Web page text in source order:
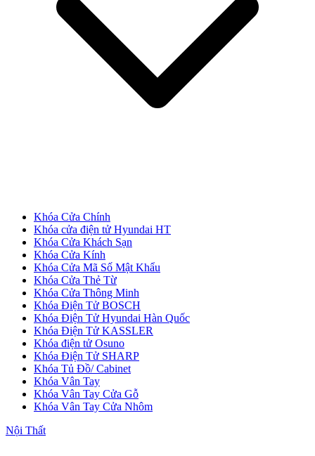
Khóa Cửa Chính
Khóa cửa điện tử Hyundai HT
Khóa Cửa Khách Sạn
Khóa Cửa Kính
Khóa Cửa Mã Số Mật Khẩu
Khóa Cửa Thẻ Từ
Khóa Cửa Thông Minh
Khóa Điện Tử BOSCH
Khóa Điện Tử Hyundai Hàn Quốc
Khóa Điện Tử KASSLER
Khóa điện tử Osuno
Khóa Điện Tử SHARP
Khóa Tủ Đồ/ Cabinet
Khóa Vân Tay
Khóa Vân Tay Cửa Gỗ
Khóa Vân Tay Cửa Nhôm
Nội Thất